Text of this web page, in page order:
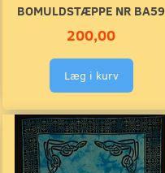
BOMULDSTÆPPE NR BA59
200,00
Læg i kurv